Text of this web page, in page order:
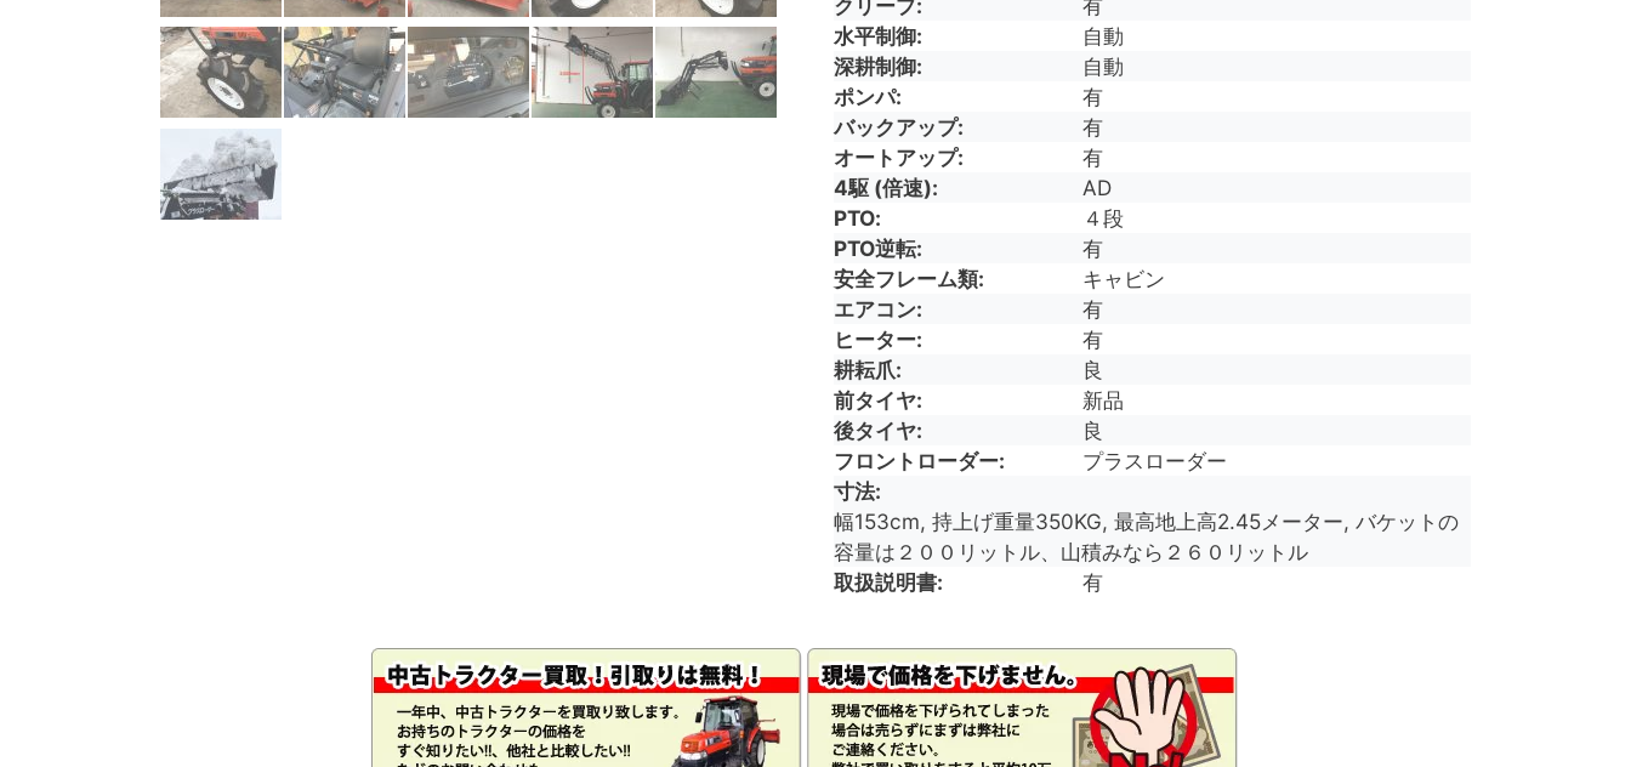
クリープ
有
水平制御
自動
深耕制御
自動
ポンパ
有
バックアップ
有
オートアップ
有
4駆 (倍速)
AD
PTO
４段
PTO逆転
有
安全フレーム類
キャビン
エアコン
有
ヒーター
有
耕耘爪
良
前タイヤ
新品
後タイヤ
良
フロントローダー
プラスローダー
寸法
幅153cm, 持上げ重量350KG, 最高地上高2.45メーター, バケットの
容量は２００リットル、山積みなら２６０リットル
取扱説明書
有